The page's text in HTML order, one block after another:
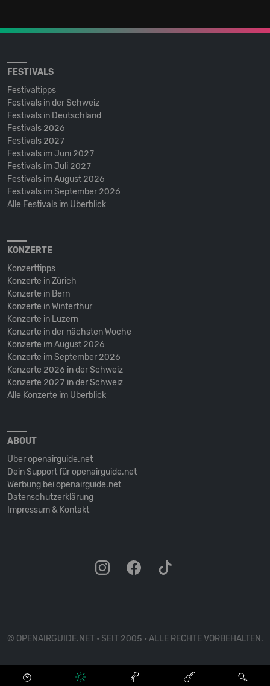
FESTIVALS
Festivaltipps
Festivals in der Schweiz
Festivals in Deutschland
Festivals 2026
Festivals 2027
Festivals im Juni 2027
Festivals im Juli 2027
Festivals im August 2026
Festivals im September 2026
Alle Festivals im Überblick
KONZERTE
Konzerttipps
Konzerte in Zürich
Konzerte in Bern
Konzerte in Winterthur
Konzerte in Luzern
Konzerte in der nächsten Woche
Konzerte im August 2026
Konzerte im September 2026
Konzerte 2026 in der Schweiz
Konzerte 2027 in der Schweiz
Alle Konzerte im Überblick
ABOUT
Über openairguide.net
Dein Support für openairguide.net
Werbung bei openairguide.net
Datenschutz­erklärung
Impressum & Kontakt
© OPENAIRGUIDE.NET • SEIT 2005 • ALLE RECHTE VORBEHALTEN.